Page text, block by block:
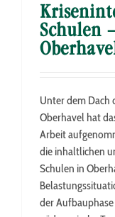
Schulen
Unter dem Dach
Oberhavel hat
Arbeit
die inhaltlichen
Schulen in
der